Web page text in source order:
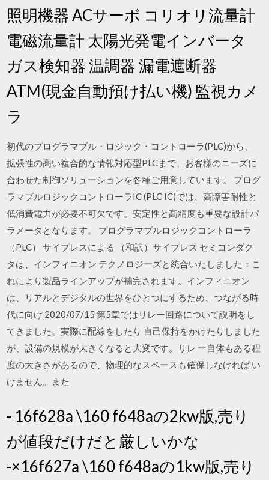
照明機器 ACサーボ コリオリ流量計
電磁流量計 太陽光発電インバータ
ガス検知器 温調器 漏電遮断器
ATM(現金自動預け払い機) 監視カメ
ラ
初代のプログラマブル・ロジック・コントローラ(PLC)から、
拡張性の高い複合的な情報対応型PLCまで、お客様のニーズに
合わせた制御ソリューションを各種ご用意しています。 プログ
ラマブルロジックコントローラIC (PLC IC)では、高障害耐性と
低消費電力が必要不可欠です。安定性と高精度も重要な設計パ
ラメータとなります。 プログラマブルロジックコントローラ
（PLC） サイプレスによる （和訳）サイプレス セミコンダク
タは、インフィニオン テクノロジーズと統合いたしました：こ
れにより製品ラインアップが補完されます。インフィニオン
は、リアルとデジタルの世界をひとつにするため、つながる時
代に向け 2020/07/15 第5章ではリレー回路について説明をし
てきました。実際に配線をしたり 自己保持をかけたりしました
が、設備の規模が大きくなると大変です。リレ ー自体もある程
度の大きさがあるので、物理的なスペースも確保しなければ い
けません。また
- 16f628a \160 f648aの2kw版,売り
が値段だけだと厳しいかな
-×16f627a \160 f648aの1kw版,売り